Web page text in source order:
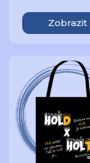
Zobrazit